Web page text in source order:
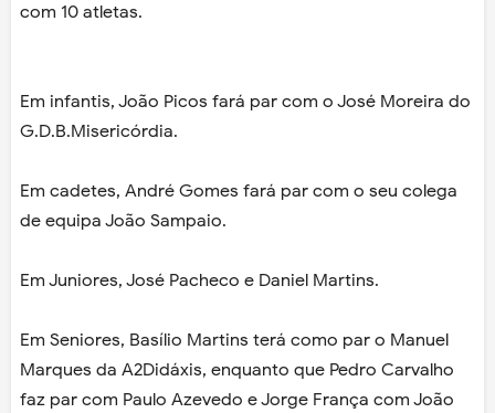
com 10 atletas.
Em infantis, João Picos fará par com o José Moreira do
G.D.B.Misericórdia.
Em cadetes, André Gomes fará par com o seu colega
de equipa João Sampaio.
Em Juniores, José Pacheco e Daniel Martins.
Em Seniores, Basílio Martins terá como par o Manuel
Marques da A2Didáxis, enquanto que Pedro Carvalho
faz par com Paulo Azevedo e Jorge França com João